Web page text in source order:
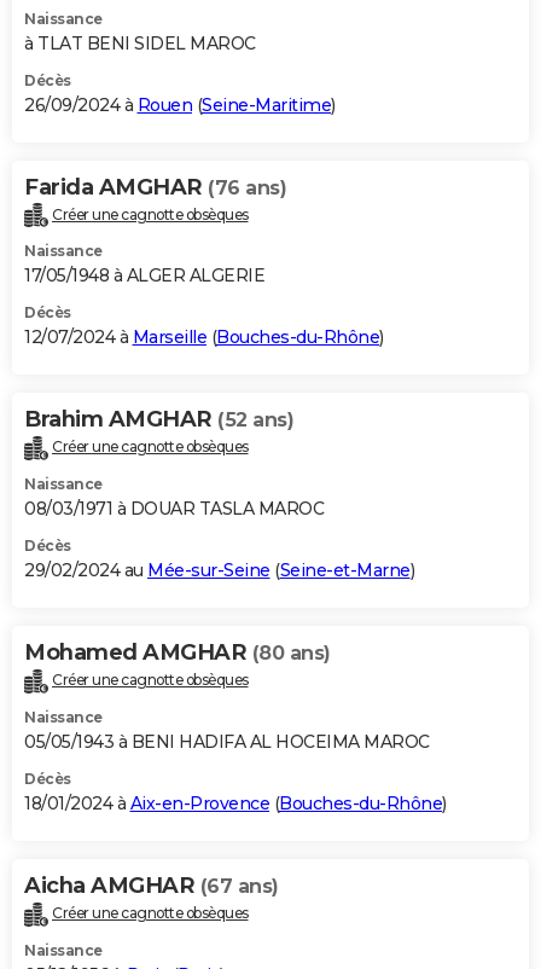
Naissance
à TLAT BENI SIDEL MAROC
Décès
26/09/2024 à Rouen (Seine-Maritime)
Farida AMGHAR (76 ans)
Créer une cagnotte obsèques
Naissance
17/05/1948 à ALGER ALGERIE
Décès
12/07/2024 à Marseille (Bouches-du-Rhône)
Brahim AMGHAR (52 ans)
Créer une cagnotte obsèques
Naissance
08/03/1971 à DOUAR TASLA MAROC
Décès
29/02/2024 au Mée-sur-Seine (Seine-et-Marne)
Mohamed AMGHAR (80 ans)
Créer une cagnotte obsèques
Naissance
05/05/1943 à BENI HADIFA AL HOCEIMA MAROC
Décès
18/01/2024 à Aix-en-Provence (Bouches-du-Rhône)
Aicha AMGHAR (67 ans)
Créer une cagnotte obsèques
Naissance